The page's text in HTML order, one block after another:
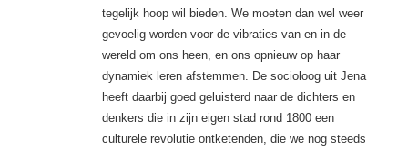
tegelijk hoop wil bieden. We moeten dan wel weer
gevoelig worden voor de vibraties van en in de
wereld om ons heen, en ons opnieuw op haar
dynamiek leren afstemmen. De socioloog uit Jena
heeft daarbij goed geluisterd naar de dichters en
denkers die in zijn eigen stad rond 1800 een
culturele revolutie ontketenden, die we nog steeds